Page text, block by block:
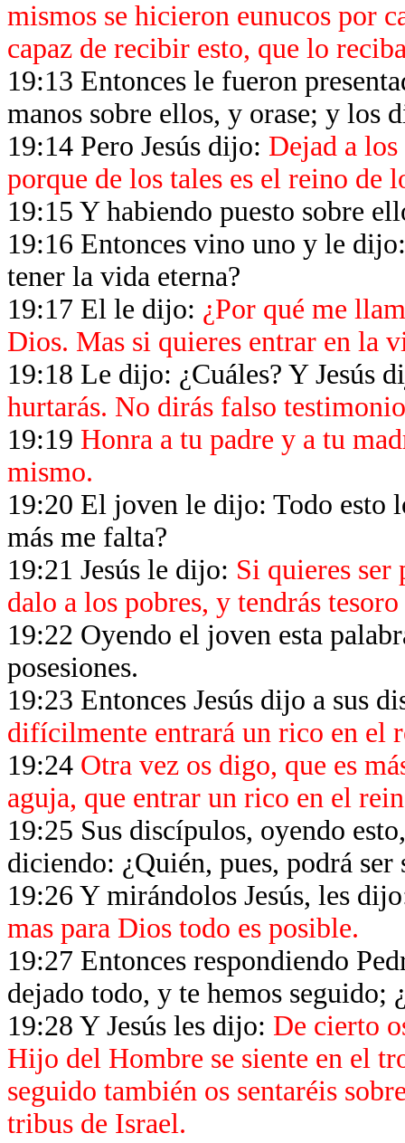
mismos se hicieron eunucos por
capaz de recibir esto, que lo
19:13 Entonces le fueron
manos sobre ellos, y orase; y los
19:14 Pero Jesús dijo: Dejad a
porque de los tales es el reino de
19:15 Y habiendo puesto sobre
19:16 Entonces vino uno y le
tener la vida eterna?
19:17 El le dijo: ¿Por qué me
Dios. Mas si quieres entrar en la
19:18 Le dijo: ¿Cuáles? Y Jesús
hurtarás. No dirás falso
19:19 Honra a tu padre y a tu
mismo.
19:20 El joven le dijo: Todo esto
más me falta?
19:21 Jesús le dijo: Si quieres ser
dalo a los pobres, y tendrás
19:22 Oyendo el joven esta
posesiones.
19:23 Entonces Jesús dijo a sus
difícilmente entrará un rico en el
19:24 Otra vez os digo, que es
aguja, que entrar un rico en el
19:25 Sus discípulos, oyendo
diciendo: ¿Quién, pues, podrá ser
19:26 Y mirándolos Jesús, les
mas para Dios todo es posible.
19:27 Entonces respondiendo
dejado todo, y te hemos seguido;
19:28 Y Jesús les dijo: De cierto
Hijo del Hombre se siente en el
seguido también os sentaréis
tribus de Israel.